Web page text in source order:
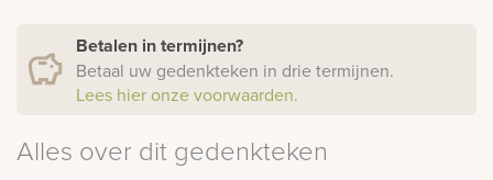
Betalen in termijnen?
Betaal uw gedenkteken in drie termijnen.
Lees hier onze voorwaarden.
Alles over dit gedenkteken